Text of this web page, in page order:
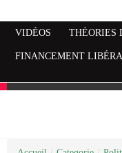
VIDÉOS THÉORIES
FINANCEMENT